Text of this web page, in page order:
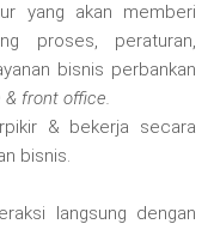
yang akan memberi
proses, peraturan,
bisnis perbankan
& front office.
& bekerja secara
bisnis.
langsung dengan